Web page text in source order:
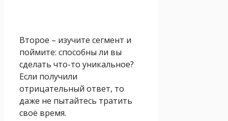
Второе – изучите сегмент и
поймите: способны ли вы
сделать что-то уникальное?
Если получили
отрицательный ответ, то
даже не пытайтесь тратить
своё время.